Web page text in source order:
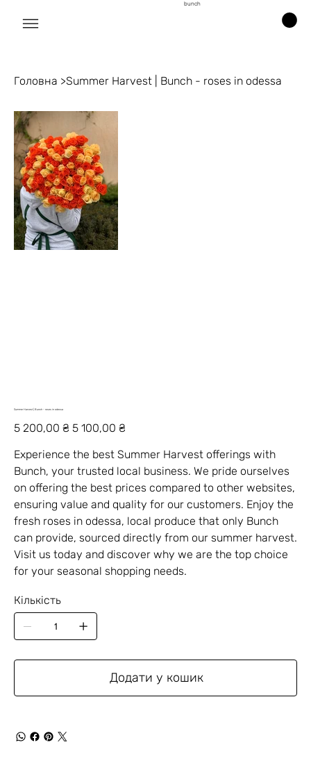
bunch
Головна >Summer Harvest | Bunch - roses in odessa
Summer Harvest | Bunch - roses in odessa
Звичайна
ціна
5 200,00 ₴
Ціна
зі
5 100,00 ₴
Experience the best Summer Harvest offerings with
Bunch, your trusted local business. We pride ourselves
on offering the best prices compared to other websites,
ensuring value and quality for our customers. Enjoy the
fresh roses in odessa, local produce that only Bunch
can provide, sourced directly from our summer harvest.
Visit us today and discover why we are the top choice
for your seasonal shopping needs.
Кількість
Додати у кошик